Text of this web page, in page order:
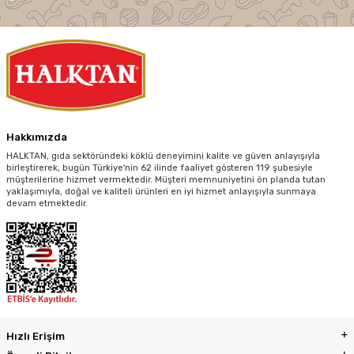
Hakkımızda
HALKTAN, gıda sektöründeki köklü deneyimini kalite ve güven anlayışıyla
birleştirerek, bugün Türkiye'nin 62 ilinde faaliyet gösteren 119 şubesiyle
müşterilerine hizmet vermektedir. Müşteri memnuniyetini ön planda tutan
yaklaşımıyla, doğal ve kaliteli ürünleri en iyi hizmet anlayışıyla sunmaya
devam etmektedir.
Hızlı Erişim